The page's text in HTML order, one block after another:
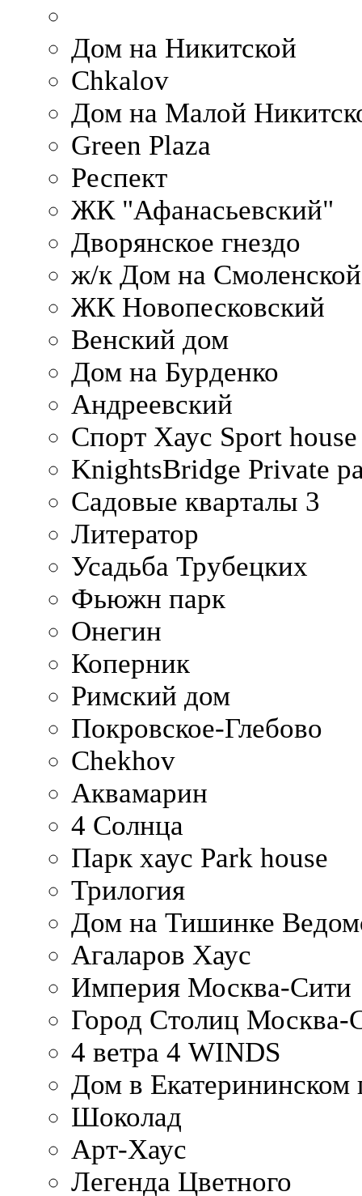
Дом на Никитской
Chkalov
Дом на Малой
Green Plaza
Респект
ЖК "Афанасьевский"
Дворянское гнездо
ж/к Дом на
ЖК Новопесковский
Венский дом
Дом на Бурденко
Андреевский
Спорт Хаус Sport house
KnightsBridge Private
Садовые кварталы 3
Литератор
Усадьба Трубецких
Фьюжн парк
Онегин
Коперник
Римский дом
Покровское-Глебово
Chekhov
Аквамарин
4 Солнца
Парк хаус Park house
Трилогия
Дом на Тишинке
Агаларов Хаус
Империя Москва-Сити
Город Столиц Москва-
4 ветра 4 WINDS
Дом в Екатерининском
Шоколад
Арт-Хаус
Легенда Цветного